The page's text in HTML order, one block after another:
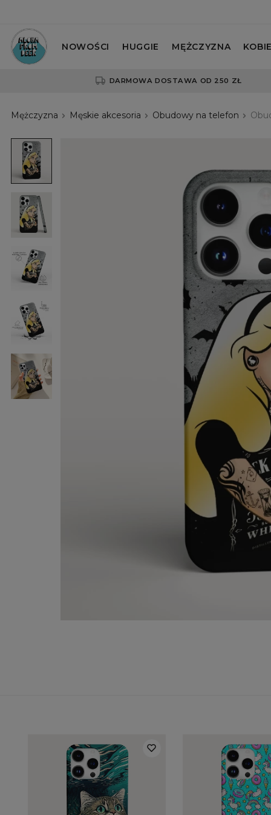
NOWOŚCI HUGGIE MĘŻCZYZNA
DARMOWA DOSTAWA OD 250 ZŁ
Mężczyzna Męskie akcesoria Obudowy na telefon